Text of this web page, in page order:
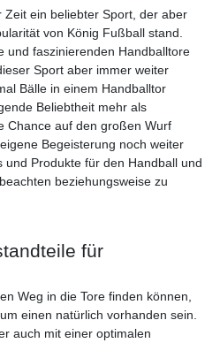
Zeit ein beliebter Sport, der aber
von König Fußball stand.
und faszinierenden Handballtore
Sport aber immer weiter
Bälle in einem Handballtor
Beliebtheit mehr als
Chance auf den großen Wurf
Begeisterung noch weiter
und Produkte für den Handball und
beziehungsweise zu
für
Weg in die Tore finden können,
einen natürlich vorhanden sein.
auch mit einer optimalen